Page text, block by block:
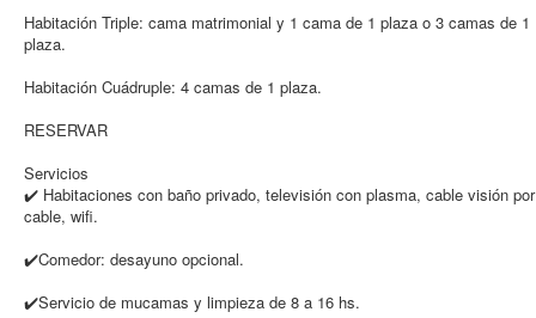
Habitación Triple: cama matrimonial y 1 cama de 1 plaza o 3 camas de 1
plaza.
Habitación Cuádruple: 4 camas de 1 plaza.
RESERVAR
Servicios
✔️ Habitaciones con baño privado, televisión con plasma, cable visión por
cable, wifi.
✔️Comedor: desayuno opcional.
✔️Servicio de mucamas y limpieza de 8 a 16 hs.